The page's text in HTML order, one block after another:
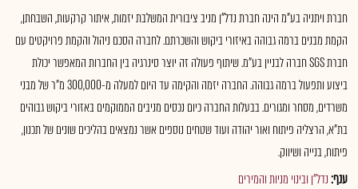
חברת ויתניה בע"מ הינה חברת נדל"ן מניב ציבורית המשלבת יזמות, איתור קרקעות, השבחתן,
הקמת מבנים ברמה גבוהה באיזורי ביקוש והשכרתם. לחברה הסכם ניהול והקמת פרויקטים עם
חברת SGS חברה לבניין בע"מ. שיתוף פעולה זה יוצר סינרגיה בין החברות המאפשר יכולת
ביצוע ותפעול ברמה גבוהה. החברה יזמה והקימה עד היום למעלה מ-300,000 מ"ר של מבני
משרדים, מסחר ומגורים. בבעלות החברה כיום נכסים מניבים הממוקמים באזורי ביקוש גבוהים
בת"א, הרצליה פיתוח ואור יהודה ועוד שטחים נוספים אשר נמצאים בהליכים שונים של תכנון,
פיתוח, בנייה ושיווק.
ענף:נדל"ן ובינוי מניות והמירים